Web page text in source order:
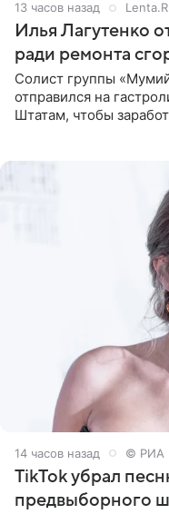
13 часов назад
Илья Лагутенко
ради ремонта
Солист группы
отправился на
Штатам, чтобы
14 часов назад © РИА
TikTok убрал
предвыборного